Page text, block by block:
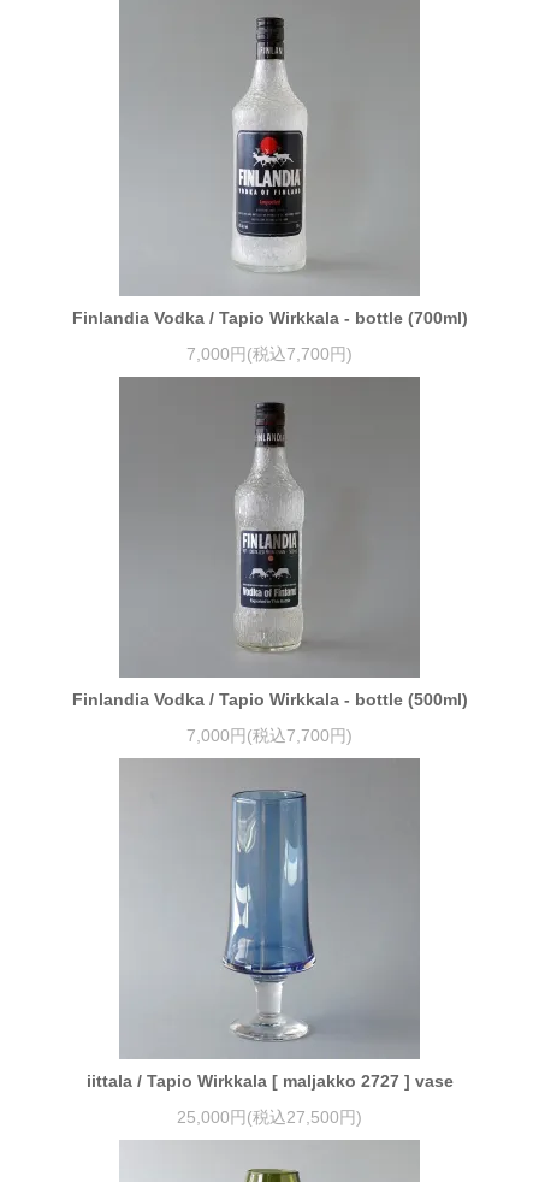
Finlandia Vodka / Tapio Wirkkala - bottle (700ml)
7,000円(税込7,700円)
Finlandia Vodka / Tapio Wirkkala - bottle (500ml)
7,000円(税込7,700円)
iittala / Tapio Wirkkala [ maljakko 2727 ] vase
25,000円(税込27,500円)